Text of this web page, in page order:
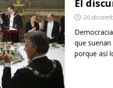
El
26
que
porque así